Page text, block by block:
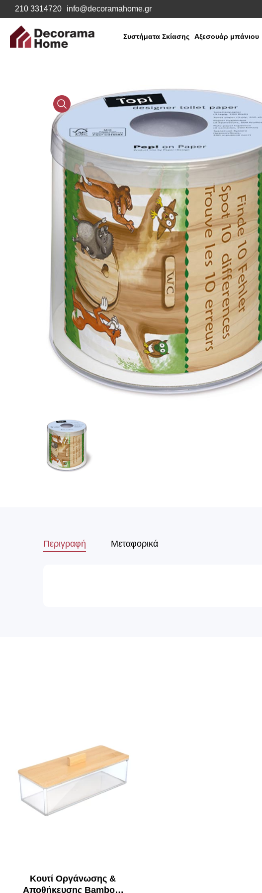
210 3314720 info@decoramahome.gr
Συστήματα Σκίασης Αξεσουάρ μπάνιου
Media
Περιγραφή Μεταφορικά
Κουτί Οργάνωσης &
Αποθήκευσης Bamboo/